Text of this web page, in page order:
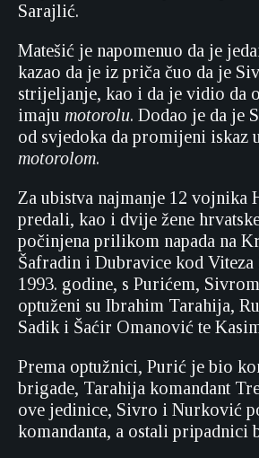
Sarajlić.
Matešić je napomenuo da je
kazao da je iz priča čuo da je
strijeljanje, kao i da je vidio da
imaju motorolu. Dodao je da je
od svjedoka da promijeni iskaz
motorolom.
Za ubistva najmanje 12 vojnika
predali, kao i dvije žene
počinjena prilikom napada na
Šafradin i Dubravice kod Viteza
1993. godine, s Purićem,
optuženi su Ibrahim Tarahija,
Sadik i Šaćir Omanović te
Prema optužnici, Purić je bio
brigade, Tarahija komandant
ove jedinice, Sivro i Nurković
komandanta, a ostali pripadnici